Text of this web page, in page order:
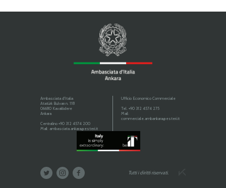
Ambasciata d'Italia
Atatürk Bulvarı n. 118
06680 Kavaklıdere
Ankara
Centralino +90 312 4574 200
Mail: ambasciata.ankara@esteri.it
Ufficio Economico Commerciale
Tel. +90 312 4574 275
Mail:
commerciale.ambankara@esteri.it
Tutti i diritti riservati.